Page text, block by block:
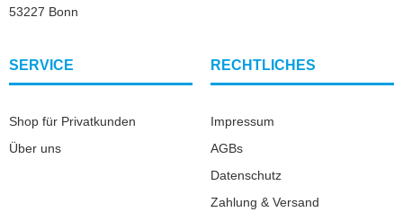
53227 Bonn
SERVICE
Shop für Privatkunden
Über uns
RECHTLICHES
Impressum
AGBs
Datenschutz
Zahlung & Versand